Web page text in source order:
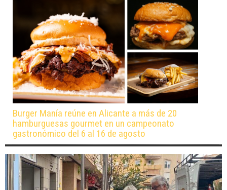
Burger Manía reúne en Alicante a más de 20
hamburguesas gourmet en un campeonato
gastronómico del 6 al 16 de agosto